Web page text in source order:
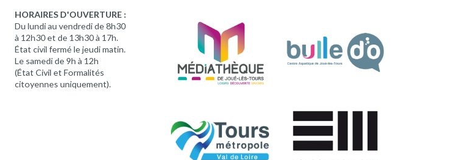
HORAIRES D'OUVERTURE :
Du lundi au vendredi de 8h30
à 12h30 et de 13h30 à 17h.
État civil fermé le jeudi matin.
Le samedi de 9h à 12h
(État Civil et Formalités
citoyennes uniquement).